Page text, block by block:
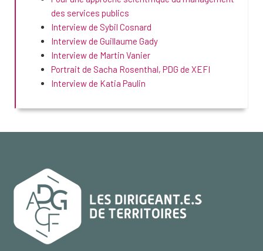
des services publics
Interview de Sybil Cosnard
Interview de Guillaume Gady
Interview de Martin Vanier
Portrait de Sacha Rosenthal, PDG de XEFI
Interview de Katia Paulin